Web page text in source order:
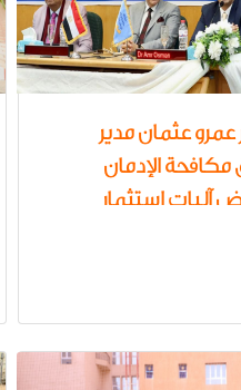
عمرو عثمان مدير
الإدمان
آليات استثمار
حملة " أنت
"بالمؤتمر